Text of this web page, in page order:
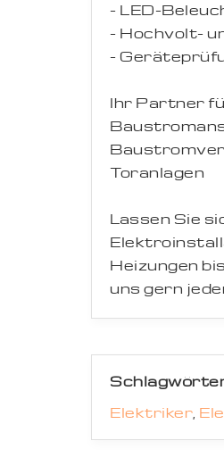
- LED-
- Hochvolt-
-
Ihr Partner
Toranlagen
Lassen Sie
Heizungen
uns gern
Elektriker,